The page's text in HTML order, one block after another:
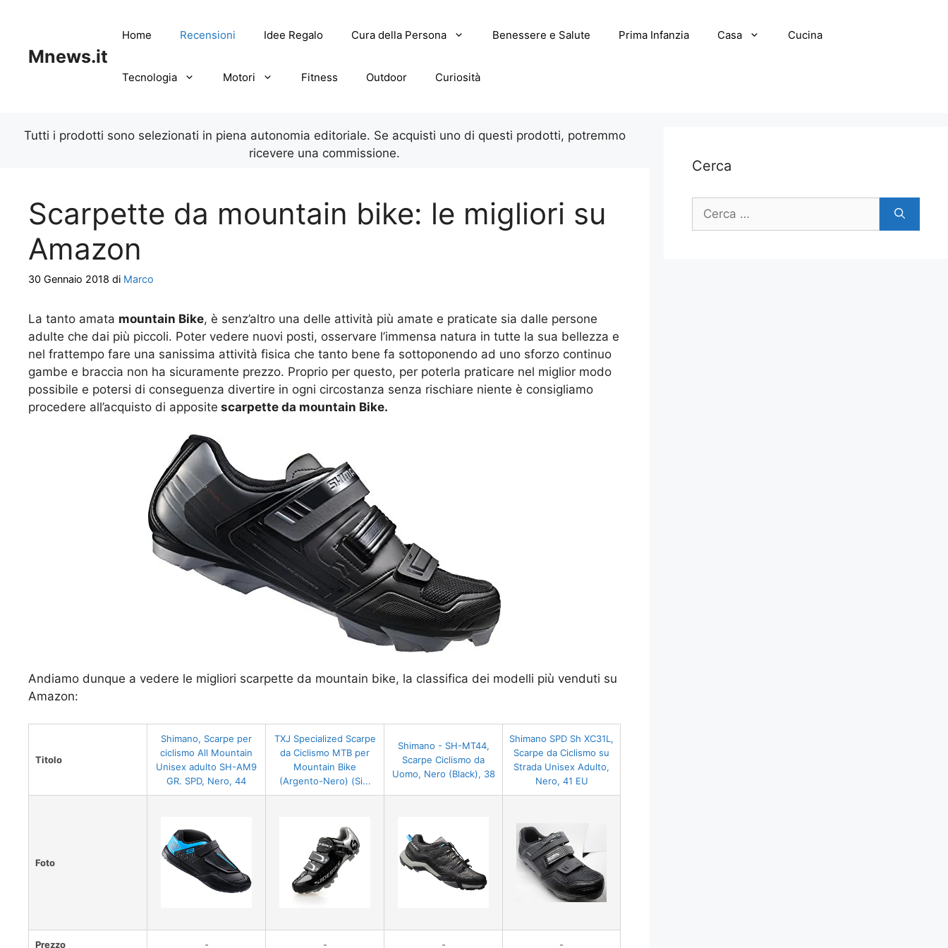
Mnews.it
Home Recensioni Idee Regalo Cura della Persona Benessere e Salute Prima Infanzia Casa Cucina
Tecnologia Motori Fitness Outdoor Curiosità
Tutti i prodotti sono selezionati in piena autonomia editoriale. Se acquisti uno di questi prodotti, potremmo
ricevere una commissione.
Scarpette da mountain bike: le migliori su
Amazon
30 Gennaio 2018 di Marco
La tanto amata mountain Bike, è senz’altro una delle attività più amate e praticate sia dalle persone
adulte che dai più piccoli. Poter vedere nuovi posti, osservare l’immensa natura in tutte la sua bellezza e
nel frattempo fare una sanissima attività fisica che tanto bene fa sottoponendo ad uno sforzo continuo
gambe e braccia non ha sicuramente prezzo. Proprio per questo, per poterla praticare nel miglior modo
possibile e potersi di conseguenza divertire in ogni circostanza senza rischiare niente è consigliamo
procedere all’acquisto di apposite scarpette da mountain Bike.
Andiamo dunque a vedere le migliori scarpette da mountain bike, la classifica dei modelli più venduti su
Amazon:
Titolo
Shimano, Scarpe per
ciclismo All Mountain
Unisex adulto SH-AM9
GR. SPD, Nero, 44
TXJ Specialized Scarpe
da Ciclismo MTB per
Mountain Bike
(Argento-Nero) (Si...
Shimano - SH-MT44,
Scarpe Ciclismo da
Uomo, Nero (Black), 38
Shimano SPD Sh XC31L,
Scarpe da Ciclismo su
Strada Unisex Adulto,
Nero, 41 EU
Foto
Prezzo - - - -
Cerca
Ricerca